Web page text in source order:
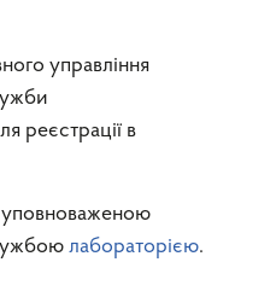
управління
реєстрації в
уповноваженою
лабораторією.